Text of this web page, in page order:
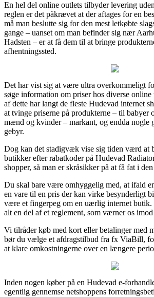
En hel del online outlets tilbyder levering
reglen er det påkrævet at der aftages for en
må man beslutte sig for den mest letkøbte
gange – uanset om man befinder sig nær
Hadsten – er at få dem til at bringe
afhentningssted.
Det har vist sig at være ultra overkommeligt
søge information om priser hos diverse online
af dette har langt de fleste Hudevad internet
at tvinge priserne på produkterne – til babyer
mænd og kvinder – markant, og endda nogle
gebyr.
Dog kan det stadigvæk vise sig tiden værd at
butikker efter rabatkoder på Hudevad
shopper, så man er skråsikker på at få fat i
Du skal bare være omhyggelig med, at ifald
en vare til en pris der kan virke besynderligt
være et fingerpeg om en uærlig internet
alt en del af et reglement, som værner os
Vi tilråder køb med kort eller betalinger med
bør du vælge et afdragstilbud fra fx ViaBill,
at klare omkostningerne over en længere
Inden nogen køber på en Hudevad e-
egentlig gennemse netshoppens